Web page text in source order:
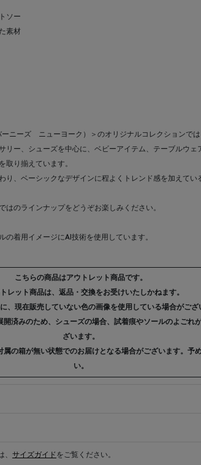
ソー
素材
ーニーズ ニューヨーク）＞のオリジナルコレクションで
リー、シューズを中心に、ベビーアイテム、テーブルウェ
取り揃えています。
り、ベーシックなデザインに程よくトレンド感を加えてい
はのラインナップをどうぞお楽しみください。
着用イメージにAI技術を使用しています。
こちらの商品はアウトレット商品です。
レット商品は、返品・交換をお受けいたしかねます。
、現在販売していない色の画像を使用している場合がござ
済みのため、シューズの場合、試着痕やソールのよごれ
ざいます。
の箱が無い状態でのお届けとなる場合がございます。予
い。
、 サイズガイドをご覧ください。